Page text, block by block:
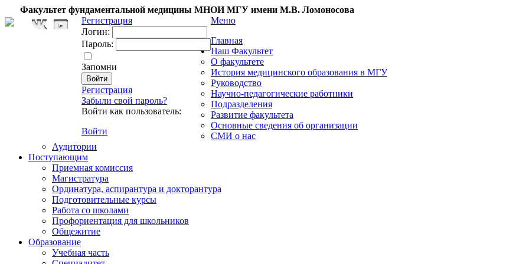
Факультет фундаментальной медицины МНОИ МГУ имени М.В. Ломоносова
Регистрация
Логин:
Пароль:
Запомни
Регистрация
Забыли свой пароль?
Войти как пользователь:
Войти
Меню
Главная
Наш Факультет
О факультете
История медицинского образования в МГУ
Руководство
Научно-педагогические работники
Подразделения
Развитие факультета
Основные сведения об организации
СМИ о нас
Аудитории
Поступающим
Приемная комиссия
Магистратура
Ординатура, аспирантура и докторантура
Подготовительные курсы
Работа со школами
Профориентация для школьников
Общежитие
Образование
Учебная часть